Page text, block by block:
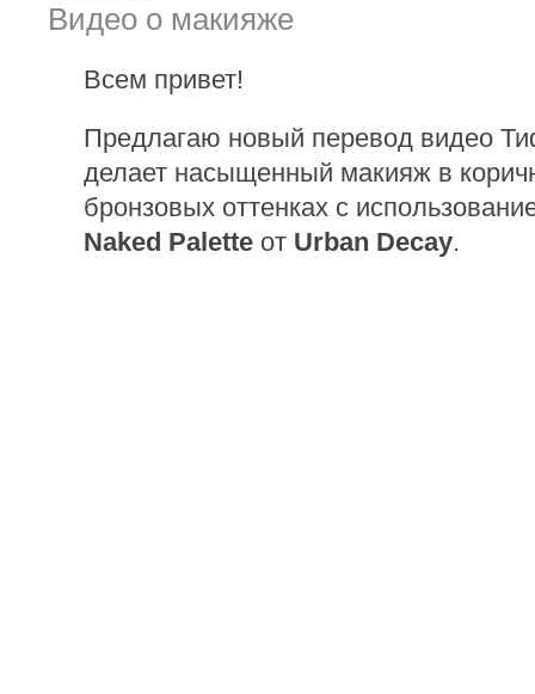
Видео о макияже
Всем привет!
Предлагаю новый перевод видео
делает насыщенный макияж в
бронзовых оттенках с
Naked Palette от Urban Decay.